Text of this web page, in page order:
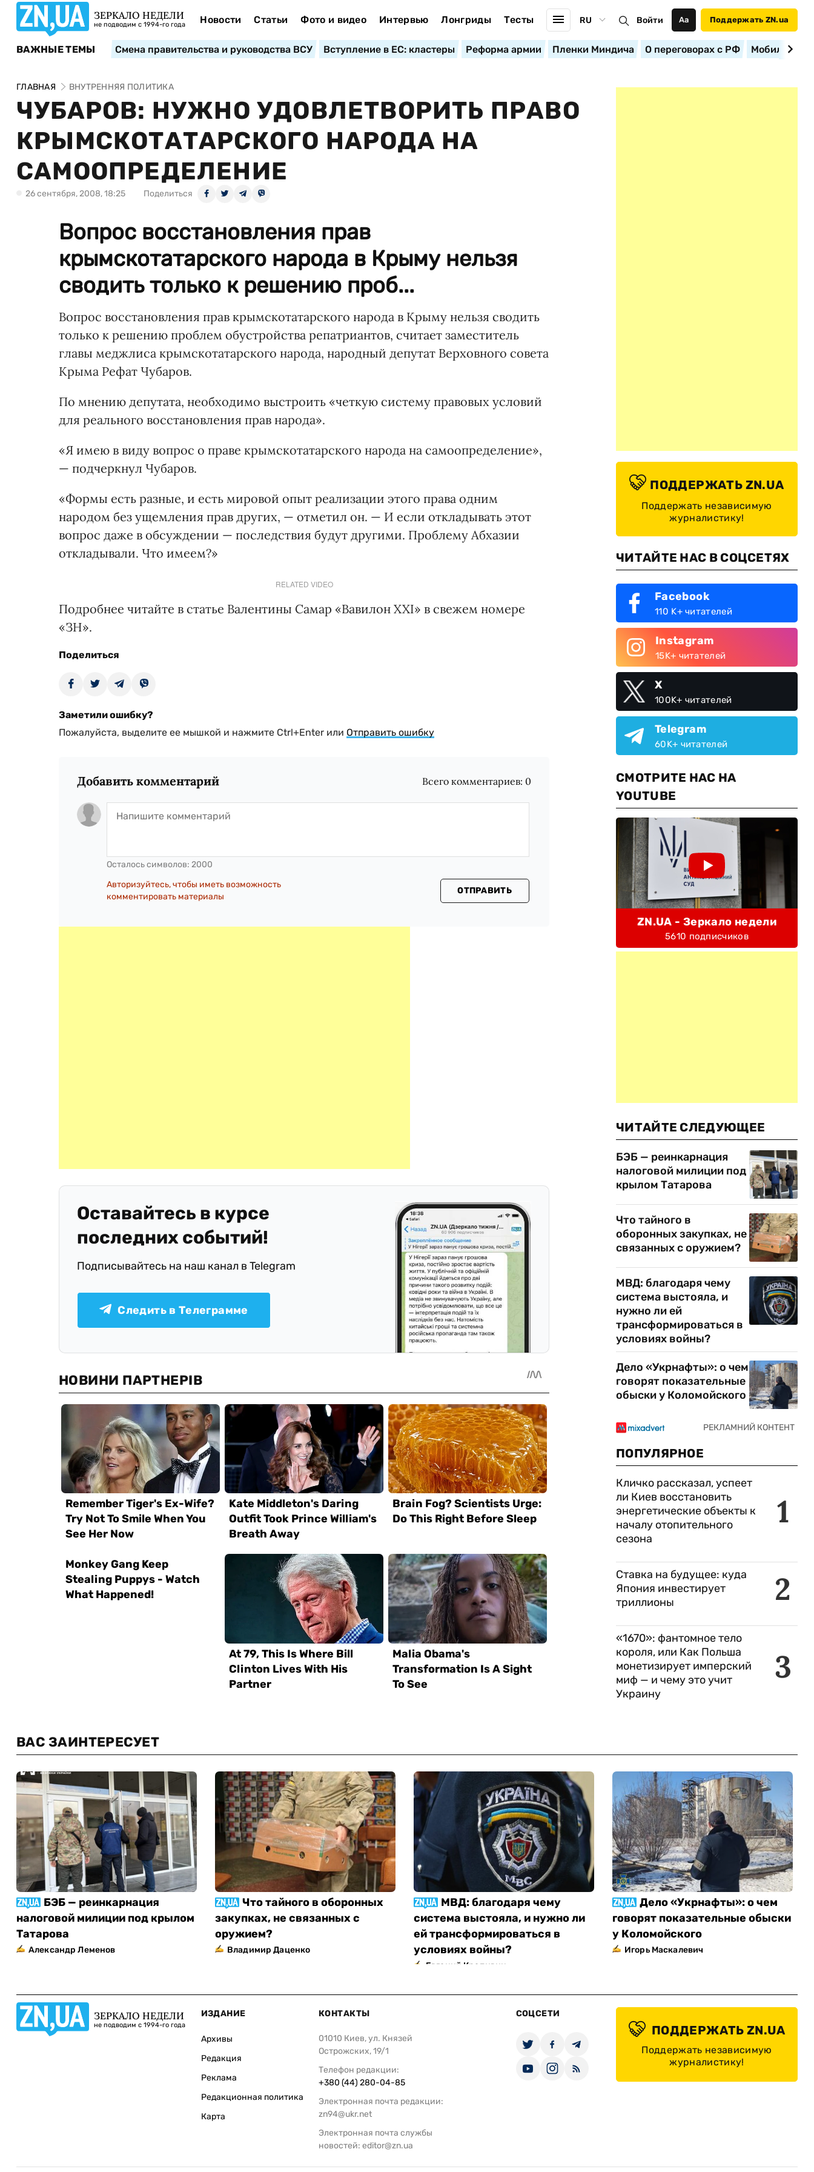
ЗЕРКАЛО НЕДЕЛИ
не подводим с 1994-го года Новости Статьи Фото и видео Интервью Лонгриды Тесты RU Войти Аа Поддержать ZN.ua
ВАЖНЫЕ ТЕМЫ Смена правительства и руководства ВСУ Вступление в ЕС: кластеры Реформа армии Пленки Миндича О переговорах с РФ
ГЛАВНАЯ ВНУТРЕННЯЯ ПОЛИТИКА
ЧУБАРОВ: НУЖНО УДОВЛЕТВОРИТЬ ПРАВО
КРЫМСКОТАТАРСКОГО НАРОДА НА
САМООПРЕДЕЛЕНИЕ
26 сентября, 2008, 18:25 Поделиться
Вопрос восстановления прав
крымскотатарского народа в Крыму нельзя
сводить только к решению проб...
Вопрос восстановления прав крымскотатарского народа в Крыму нельзя сводить
только к решению проблем обустройства репатриантов, считает заместитель
главы меджлиса крымскотатарского народа, народный депутат Верховного совета
Крыма Рефат Чубаров.
По мнению депутата, необходимо выстроить «четкую систему правовых условий
для реального восстановления прав народа».
«Я имею в виду вопрос о праве крымскотатарского народа на самоопределение»,
— подчеркнул Чубаров.
«Формы есть разные, и есть мировой опыт реализации этого права одним
народом без ущемления прав других, — отметил он. — И если откладывать этот
вопрос даже в обсуждении — последствия будут другими. Проблему Абхазии
откладывали. Что имеем?»
RELATED VIDEO
Подробнее читайте в статье Валентины Самар «Вавилон XXI» в свежем номере
«ЗН».
Поделиться
Заметили ошибку?
Пожалуйста, выделите ее мышкой и нажмите Ctrl+Enter или Отправить ошибку
Добавить комментарий Всего комментариев: 0
Осталось символов: 2000
Авторизуйтесь, чтобы иметь возможность
комментировать материалы
ОТПРАВИТЬ
Оставайтесь в курсе
последних событий!
Подписывайтесь на наш канал в Telegram
Следить в Телеграмме
ПОДДЕРЖАТЬ ZN.UA
Поддержать независимую
журналистику!
ЧИТАЙТЕ НАС В СОЦСЕТЯХ
Facebook
110 K+ читателей
Instagram
15K+ читателей
X
100K+ читателей
Telegram
60K+ читателей
СМОТРИТЕ НАС НА
YOUTUBE
ZN.UA - Зеркало недели
5610 подписчиков
ЧИТАЙТЕ СЛЕДУЮЩЕЕ
БЭБ — реинкарнация
налоговой милиции под
крылом Татарова
Что тайного в
оборонных закупках, не
связанных с оружием?
МВД: благодаря чему
система выстояла, и
нужно ли ей
трансформироваться в
условиях войны?
Дело «Укрнафты»: о чем
говорят показательные
обыски у Коломойского
ПОПУЛЯРНОЕ
1
Кличко рассказал, успеет
ли Киев восстановить
энергетические объекты к
началу отопительного
сезона
2
Ставка на будущее: куда
Япония инвестирует
триллионы
3
«1670»: фантомное тело
короля, или Как Польша
монетизирует имперский
миф — и чему это учит
Украину
ВАС ЗАИНТЕРЕСУЕТ
БЭБ — реинкарнация
налоговой милиции под крылом
Татарова
Александр Леменов
Что тайного в оборонных
закупках, не связанных с
оружием?
Владимир Даценко
МВД: благодаря чему
система выстояла, и нужно ли
ей трансформироваться в
условиях войны?
Евгений Крапивин
Дело «Укрнафты»: о чем
говорят показательные обыски
у Коломойского
Игорь Маскалевич
ЗЕРКАЛО НЕДЕЛИ
не подводим с 1994-го года
ИЗДАНИЕ
Архивы
Редакция
Реклама
Редакционная политика
Карта
КОНТАКТЫ
01010 Киев, ул. Князей
Острожских, 19/1
Телефон редакции:
+380 (44) 280-04-85
Электронная почта редакции:
zn94@ukr.net
Электронная почта службы
новостей: editor@zn.ua
СОЦСЕТИ
ПОДДЕРЖАТЬ ZN.UA
Поддержать независимую
журналистику!